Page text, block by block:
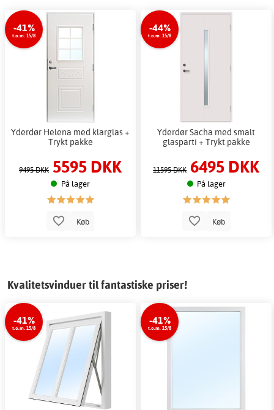
-41%
t.o.m. 15/8
Yderdør Helena med klarglas +
Trykt pakke
9495 DKK 5595 DKK
På lager
Køb
-44%
t.o.m. 15/8
Yderdør Sacha med smalt
glasparti + Trykt pakke
11595 DKK 6495 DKK
På lager
Køb
Kvalitetsvinduer til fantastiske priser!
-41%
t.o.m. 15/8
-41%
t.o.m. 15/8